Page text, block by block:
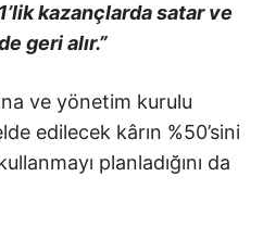
kazançlarda satar ve
geri alır.”
ve yönetim kurulu
edilecek kârın %50’sini
planladığını da